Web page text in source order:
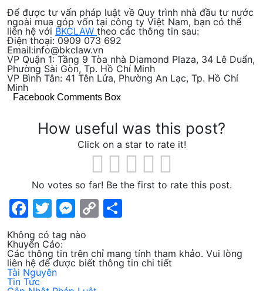
Để được tư vấn pháp luật về Quy trình nhà đầu tư nước
ngoài mua góp vốn tại công ty Việt Nam, bạn có thể
liên hệ với BKCLAW theo các thông tin sau:
Điện thoại: 0909 073 692
Email:info@bkclaw.vn
VP Quận 1: Tầng 9 Tòa nhà Diamond Plaza, 34 Lê Duẩn,
Phường Sài Gòn, Tp. Hồ Chí Minh
VP Bình Tân: 41 Tên Lửa, Phường An Lạc, Tp. Hồ Chí
Minh
Facebook Comments Box
How useful was this post?
Click on a star to rate it!
No votes so far! Be the first to rate this post.
Facebook
Twitter
Messenger
Copy
Không có tag nào
Khuyến Cáo:
Các thông tin trên chỉ mang tính tham khảo. Vui lòng
liên hệ để được biết thông tin chi tiết
Tài Nguyên
Tin Tức